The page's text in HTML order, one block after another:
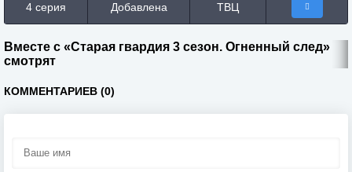
4 серия Добавлена ТВЦ
Вместе с «Старая гвардия 3 сезон. Огненный след»
смотрят
КОММЕНТАРИЕВ (0)